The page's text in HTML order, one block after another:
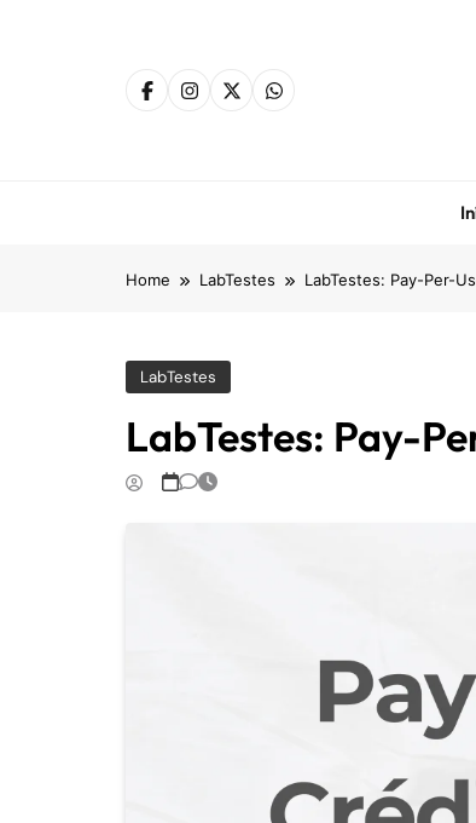
Home LabTestes LabTestes: Pay-Per-
LabTestes
LabTestes: Pay-